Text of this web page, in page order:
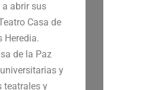
a abrir sus
Casa de
Heredia.
de la Paz
y
teatrales y